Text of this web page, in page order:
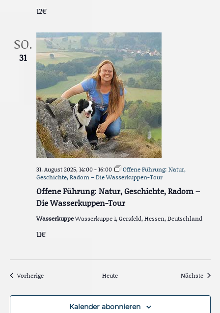
12€
SO.
31
Offene Führung: Natur, Geschichte, Radom –
Die Wasserkuppen-Tour
31. August 2025, 14:00-16:00
Offene Führung: Natur,
Geschichte, Radom – Die Wasserkuppen-Tour
WasserkuppeWasserkuppe 1, Gersfeld, Hessen, Deutschland
11€
VorherigeVeranstaltungen Heute Nächste
Kalender abonnieren